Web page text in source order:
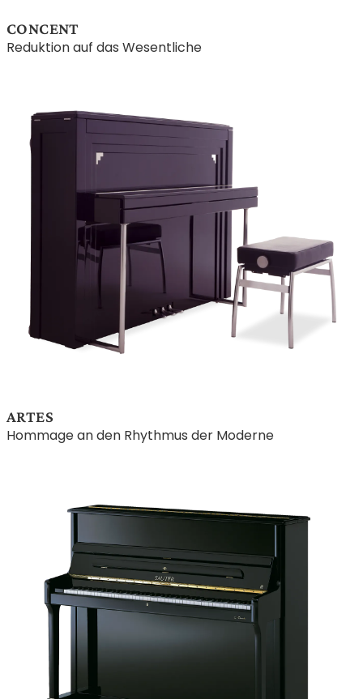
CONCENT
Reduktion auf das Wesentliche
ARTES
Hommage an den Rhythmus der Moderne